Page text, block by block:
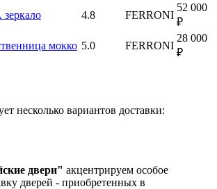
4.8 FERRONI
52 000
₽
мокко 5.0 FERRONI
28 000
₽
несколько вариантов доставки:
двери" акцентрируем особое
дверей - приобретенных в